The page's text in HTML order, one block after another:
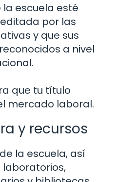
escuela esté
por las
y que sus
a nivel
que tu título
mercado laboral.
y recursos
la escuela, así